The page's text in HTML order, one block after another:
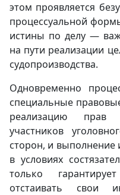
этом проявляется
процессуальной
истины по делу —
на пути реализации
судопроизводства.
Одновременно
специальные
реализацию прав
участников
сторон, и выполнение
в условиях
только
отстаивать свои